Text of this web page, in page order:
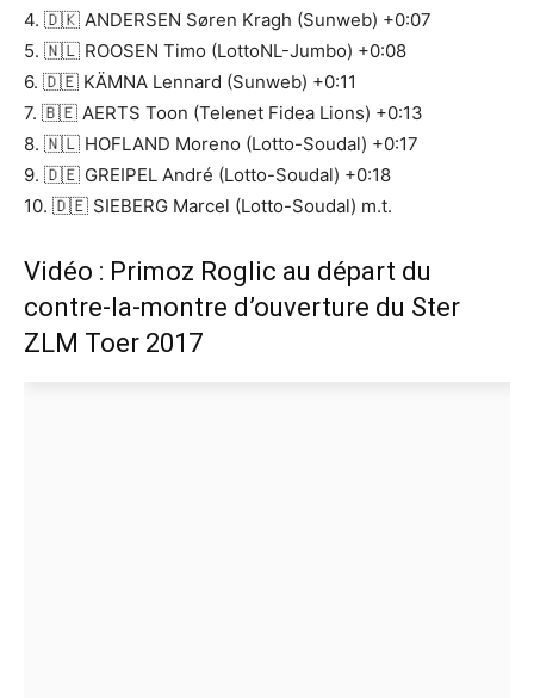
4. 🇩🇰 ANDERSEN Søren Kragh (Sunweb) +0:07
5. 🇳🇱 ROOSEN Timo (LottoNL-Jumbo) +0:08
6. 🇩🇪 KÄMNA Lennard (Sunweb) +0:11
7. 🇧🇪 AERTS Toon (Telenet Fidea Lions) +0:13
8. 🇳🇱 HOFLAND Moreno (Lotto-Soudal) +0:17
9. 🇩🇪 GREIPEL André (Lotto-Soudal) +0:18
10. 🇩🇪 SIEBERG Marcel (Lotto-Soudal) m.t.
Vidéo : Primoz Roglic au départ du
contre-la-montre d’ouverture du Ster
ZLM Toer 2017